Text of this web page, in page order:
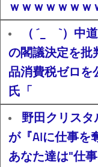
ｗｗｗｗｗｗｗ
（ ´_ゝ`）中
の閣議決定を
品消費税ゼロ
氏「
野田クリスタ
が『AIに仕事を
あなた達は"仕